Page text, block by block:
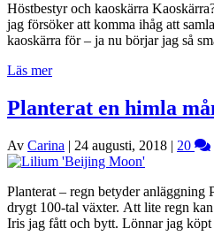
Höstbestyr och kaoskärra
jag försöker att komma ihåg att
kaoskärra för – ja nu börjar jag så
Läs mer
Planterat en himla
Av Carina | 24 augusti, 2018 | 20
Planterat – regn betyder
drygt 100-tal växter. Att lite regn
Iris jag fått och bytt. Lönnar jag